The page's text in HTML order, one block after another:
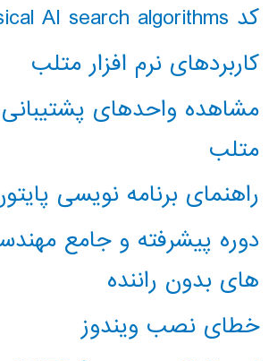
کد classical AI search algorithms
کاربردهای نرم افزار متلب
مشاهده واحدهای
متلب
راهنمای برنامه نویسی
دوره پیشرفته و جامع
های بدون راننده
خطای نصب ویندوز